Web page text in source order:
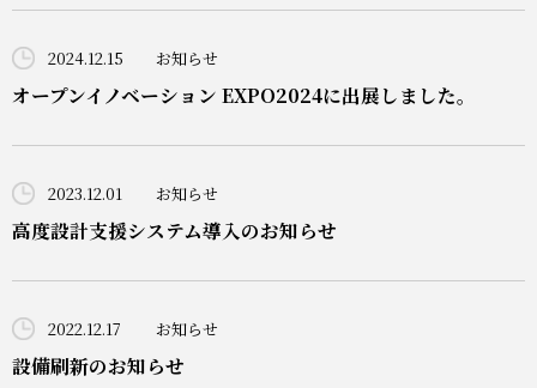
2024.12.15 お知らせ
オープンイノベーション EXPO2024に出展しました。
2023.12.01 お知らせ
高度設計支援システム導入のお知らせ
2022.12.17 お知らせ
設備刷新のお知らせ